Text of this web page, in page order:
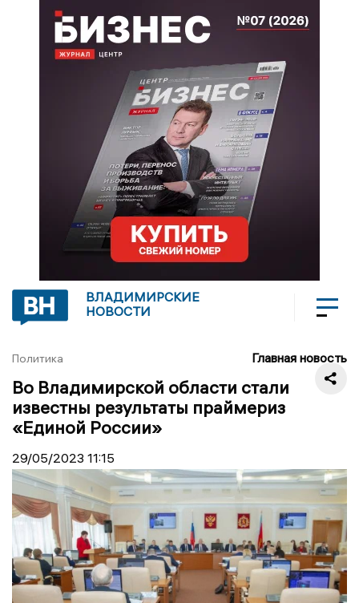
ВЛАДИМИРСКИЕ
НОВОСТИ
Политика Главная новость
Во Владимирской области стали
известны результаты праймериз
«Единой России»
29/05/2023 11:15